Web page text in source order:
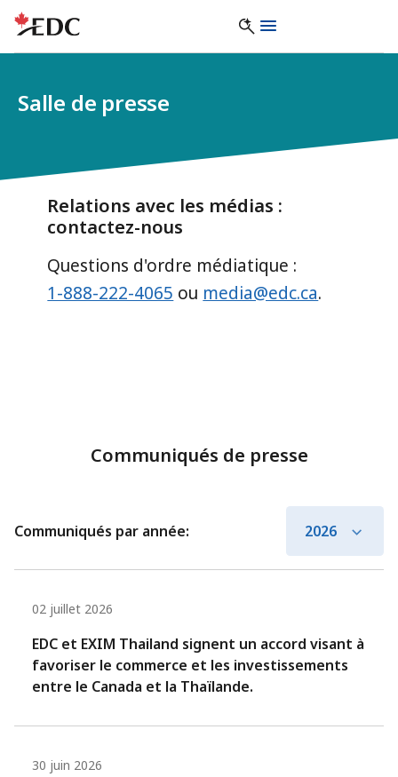
Salle de presse
Relations avec les médias :
contactez-nous
Questions d'ordre médiatique :
1-888-222-4065 ou media@edc.ca.
Communiqués de presse
Communiqués par année: 2026
02 juillet 2026
EDC et EXIM Thailand signent un accord visant à
favoriser le commerce et les investissements
entre le Canada et la Thaïlande.
30 juin 2026